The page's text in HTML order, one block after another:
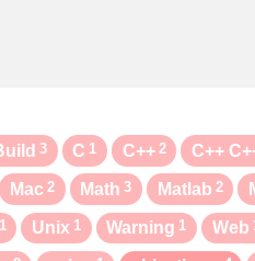
3 C 1 C++ 2 C++
Mac 2 Math 3 Matlab 2
1 Unix 1 Warning 1 Web 1